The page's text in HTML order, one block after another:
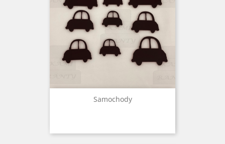
Samochody